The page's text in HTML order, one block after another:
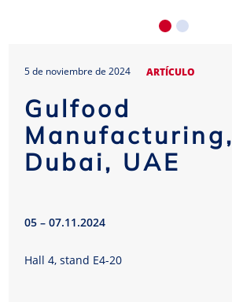
5 de noviembre de 2024 ARTÍCULO
Gulfood
Manufacturing,
Dubai, UAE
05 – 07.11.2024
Hall 4, stand E4-20